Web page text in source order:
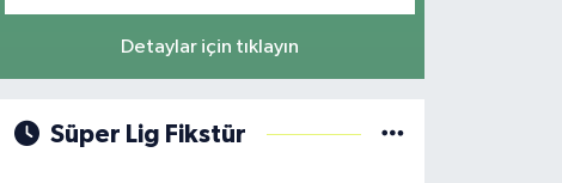
Detaylar için tıklayın
Süper Lig Fikstür